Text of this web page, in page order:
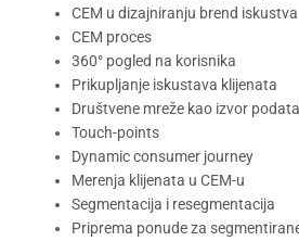
CEM u dizajniranju brend iskustva
CEM proces
360° pogled na korisnika
Prikupljanje iskustava klijenata
Društvene mreže kao izvor
Touch-points
Dynamic consumer journey
Merenja klijenata u CEM-u
Segmentacija i resegmentacija
Priprema ponude za